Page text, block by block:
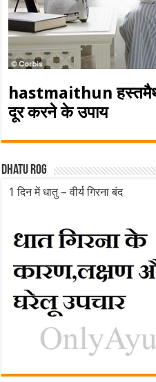
hastmaithun
दूर करने के उपाय
Dhatu rog
1 दिन में धातु – वीर्य गिरना बंद